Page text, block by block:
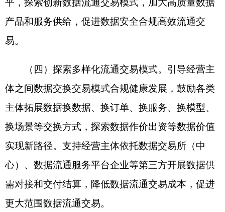
等新业态。支持数据流通服务机构提供数据资产合
规化、标准化、增值化服务，积极推进数据资产入
表，探索数据资产运营与收益分成新模式。支持各
发展需求探索建设数据领域科技创新平台基地，加
强数据领域关键技术攻关和成果转化，研发和运营
高价值数据产品和服务。
（六）拓展适应人工智能发展的高质量数据集
流通交易方式。支持各类数据流通服务机构协同产
高质量数据集。支持各类数据流通服务机构加强与
人工智能企业等合作，依托数据基础设施提供数据
汇聚、治理、模型训练等服务。